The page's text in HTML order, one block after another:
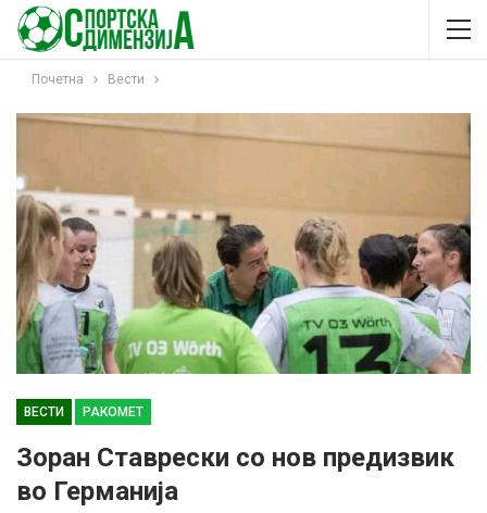
Почетна Вести
ВЕСТИ РАКОМЕТ
Зоран Ставрески со нов предизвик
во Германија